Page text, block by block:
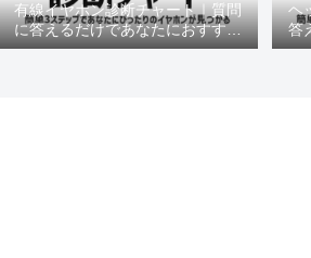
有線イヤホン診断チャート｜質問
に答えるだけであなたにおすすめ
の機種がわかる
ヘ
答